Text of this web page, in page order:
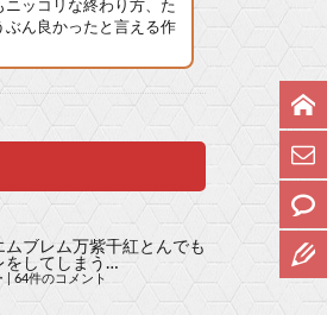
ニッコリな終わり方、た
ぶん良かったと言える作
ムブレム万紫千紅とんでも
をしてしまう…
64件のコメント